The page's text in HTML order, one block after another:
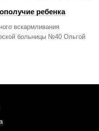
ребенка
вскармливания
больницы №40 Ольгой